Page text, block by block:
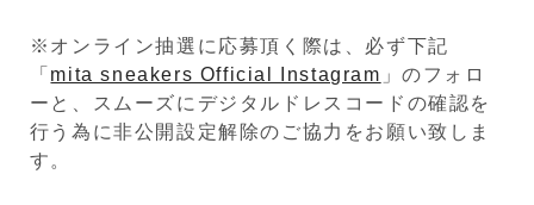
※オンライン抽選に応募頂く際は、必ず下記
「 mita sneakers Official Instagram 」のフォロ
ーと、スムーズにデジタルドレスコードの確認を
行う為に非公開設定解除のご協力をお願い致しま
す。